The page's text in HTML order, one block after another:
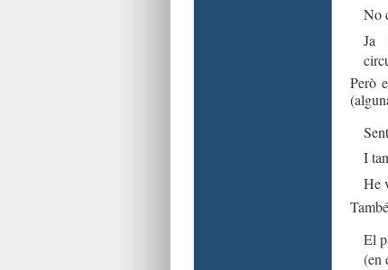
No
Ja
Però
I
He
El
(en